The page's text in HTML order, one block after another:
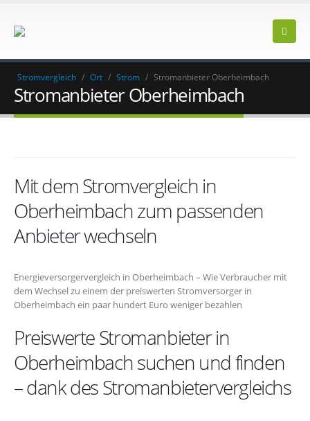
Stromvergleich / Ort / Strom / Stromanbieter Oberheimbach
Stromanbieter Oberheimbach
Mit dem Stromvergleich in
Oberheimbach zum passenden
Anbieter wechseln
Energieversorgervergleich in Oberheimbach – Wie Verbraucher mit
dem Wechsel zu einem der preiswerten Stromversorger in
Oberheimbach ein paar hundert Euro weniger bezahlen
Preiswerte Stromanbieter in
Oberheimbach suchen und finden
– dank des Stromanbietervergleichs